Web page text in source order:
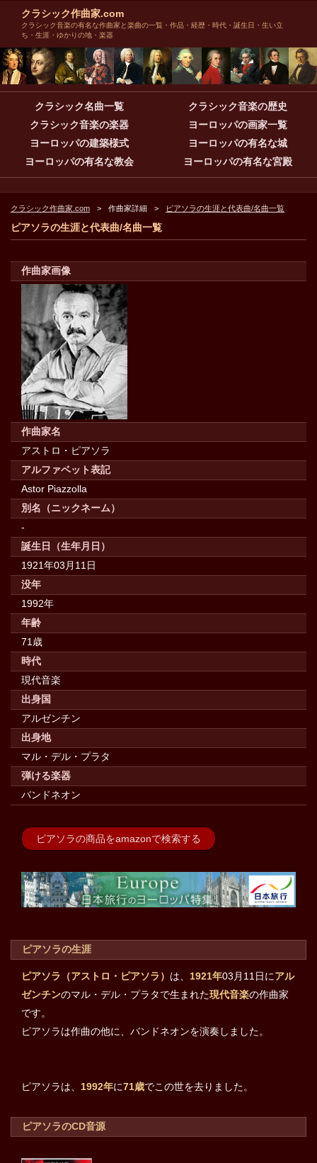
クラシック作曲家.com
クラシック音楽の有名な作曲家と楽曲の一覧・作品・経歴・時代・誕生日・生い立
ち・生涯・ゆかりの地・楽器
クラシック名曲一覧
クラシック音楽の歴史
クラシック音楽の楽器
ヨーロッパの画家一覧
ヨーロッパの建築様式
ヨーロッパの有名な城
ヨーロッパの有名な教会
ヨーロッパの有名な宮殿
クラシック作曲家.com 作曲家詳細 ピアソラの生涯と代表曲/名曲一覧
ピアソラの生涯と代表曲/名曲一覧
作曲家画像
作曲家名
アストロ・ピアソラ
アルファベット表記
Astor Piazzolla
別名（ニックネーム）
-
誕生日（生年月日）
1921年03月11日
没年
1992年
年齢
71歳
時代
現代音楽
出身国
アルゼンチン
出身地
マル・デル・プラタ
弾ける楽器
バンドネオン
ピアソラの商品をamazonで検索する
ピアソラの生涯
ピアソラ（アストロ・ピアソラ） は、 1921年03月11日にアル
ゼンチンのマル・デル・プラタで生まれた現代音楽の作曲家
です。
ピアソラは作曲の他に、バンドネオンを演奏しました。
ピアソラは、 1992年に71歳でこの世を去りました。
ピアソラのCD音源